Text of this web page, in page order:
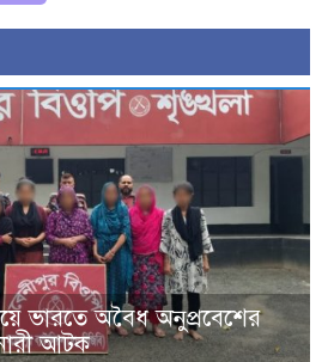
ভারতে অবৈধ অনুপ্রবেশের
আটক